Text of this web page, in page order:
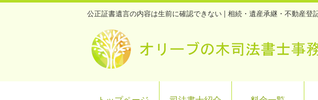
公正証書遺言の内容は生前に確認できない | 相続・遺産承継・不動産